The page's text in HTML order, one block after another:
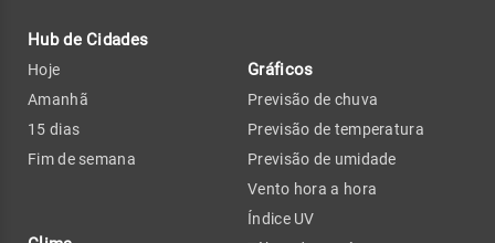
Hub de Cidades
Hoje
Amanhã
15 dias
Fim de semana
Gráficos
Previsão de chuva
Previsão de temperatura
Previsão de umidade
Vento hora a hora
Índice UV